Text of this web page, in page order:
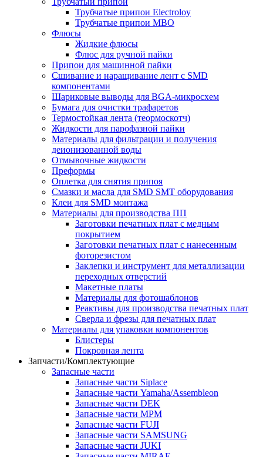
Трубчатые припои Electroloy
Трубчатые припои MBO
Флюсы
Жидкие флюсы
Флюс для ручной пайки
Припои для машинной пайки
Сшивание и наращивание лент с SMD
компонентами
Шариковые выводы для BGA-микросхем
Бумага для очистки трафаретов
Термостойкая лента (теормоскотч)
Жидкости для парофазной пайки
Материалы для фильтрации и получения
деионизованной воды
Отмывочные жидкости
Преформы
Оплетка для снятия припоя
Смазки и масла для SMD SMT оборудования
Клеи для SMD монтажа
Материалы для производства ПП
Заготовки печатных плат с медным
покрытием
Заготовки печатных плат с нанесенным
фоторезистом
Заклепки и инструмент для металлизации
переходных отверстий
Макетные платы
Материалы для фотошаблонов
Реактивы для производства печатных плат
Сверла и фрезы для печатных плат
Материалы для упаковки компонентов
Блистеры
Покровная лента
Запчасти/Комплектующие
Запасные части
Запасные части Siplace
Запасные части Yamaha/Assembleon
Запасные части DEK
Запасные части MPM
Запасные части FUJI
Запасные части SAMSUNG
Запасные части JUKI